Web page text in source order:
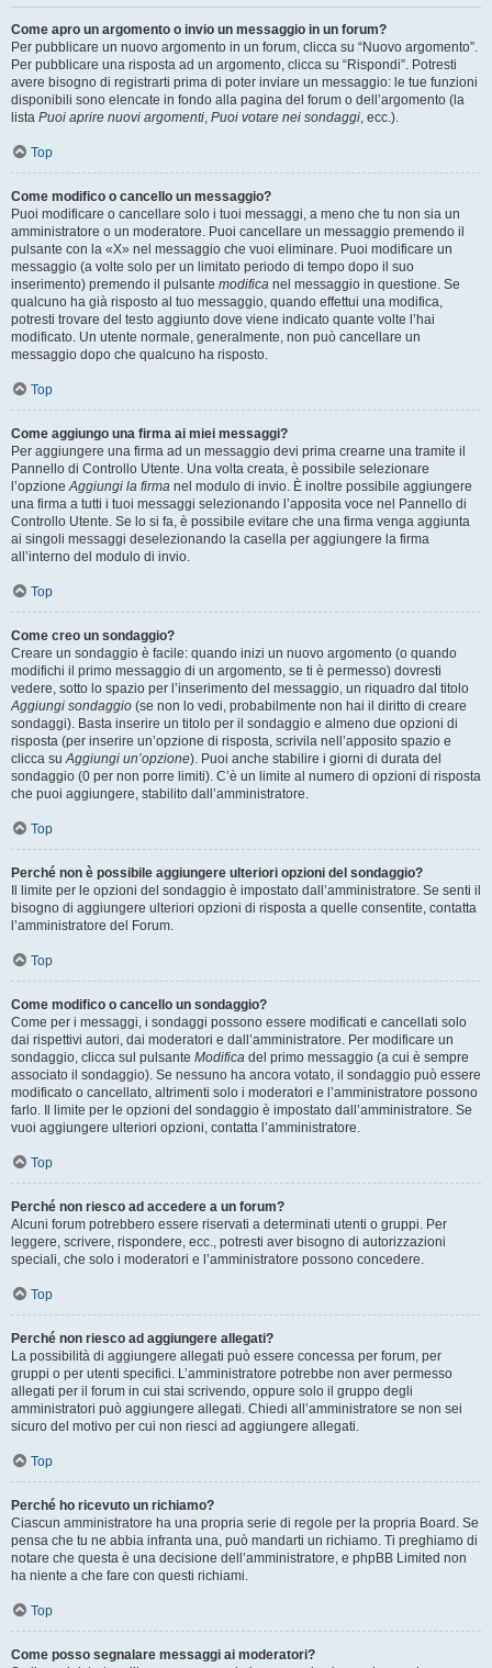
Come apro un argomento o invio un messaggio in un forum?
Per pubblicare un nuovo argomento in un forum, clicca su “Nuovo argomento”.
Per pubblicare una risposta ad un argomento, clicca su “Rispondi”. Potresti
avere bisogno di registrarti prima di poter inviare un messaggio: le tue funzioni
disponibili sono elencate in fondo alla pagina del forum o dell’argomento (la
lista Puoi aprire nuovi argomenti, Puoi votare nei sondaggi, ecc.).
Top
Come modifico o cancello un messaggio?
Puoi modificare o cancellare solo i tuoi messaggi, a meno che tu non sia un
amministratore o un moderatore. Puoi cancellare un messaggio premendo il
pulsante con la «X» nel messaggio che vuoi eliminare. Puoi modificare un
messaggio (a volte solo per un limitato periodo di tempo dopo il suo
inserimento) premendo il pulsante modifica nel messaggio in questione. Se
qualcuno ha già risposto al tuo messaggio, quando effettui una modifica,
potresti trovare del testo aggiunto dove viene indicato quante volte l’hai
modificato. Un utente normale, generalmente, non può cancellare un
messaggio dopo che qualcuno ha risposto.
Top
Come aggiungo una firma ai miei messaggi?
Per aggiungere una firma ad un messaggio devi prima crearne una tramite il
Pannello di Controllo Utente. Una volta creata, è possibile selezionare
l’opzioneAggiungi la firma nel modulo di invio. È inoltre possibile aggiungere
una firma a tutti i tuoi messaggi selezionando l’apposita voce nel Pannello di
Controllo Utente. Se lo si fa, è possibile evitare che una firma venga aggiunta
ai singoli messaggi deselezionando la casella per aggiungere la firma
all’interno del modulo di invio.
Top
Come creo un sondaggio?
Creare un sondaggio è facile: quando inizi un nuovo argomento (o quando
modifichi il primo messaggio di un argomento, se ti è permesso) dovresti
vedere, sotto lo spazio per l’inserimento del messaggio, un riquadro dal titolo
Aggiungi sondaggio (se non lo vedi, probabilmente non hai il diritto di creare
sondaggi). Basta inserire un titolo per il sondaggio e almeno due opzioni di
risposta (per inserire un’opzione di risposta, scrivila nell’apposito spazio e
clicca suAggiungi un’opzione). Puoi anche stabilire i giorni di durata del
sondaggio (0 per non porre limiti). C’è un limite al numero di opzioni di risposta
che puoi aggiungere, stabilito dall’amministratore.
Top
Perché non è possibile aggiungere ulteriori opzioni del sondaggio?
Il limite per le opzioni del sondaggio è impostato dall’amministratore. Se senti il
bisogno di aggiungere ulteriori opzioni di risposta a quelle consentite, contatta
l’amministratore del Forum.
Top
Come modifico o cancello un sondaggio?
Come per i messaggi, i sondaggi possono essere modificati e cancellati solo
dai rispettivi autori, dai moderatori e dall’amministratore. Per modificare un
sondaggio, clicca sul pulsante Modifica del primo messaggio (a cui è sempre
associato il sondaggio). Se nessuno ha ancora votato, il sondaggio può essere
modificato o cancellato, altrimenti solo i moderatori e l’amministratore possono
farlo. Il limite per le opzioni del sondaggio è impostato dall’amministratore. Se
vuoi aggiungere ulteriori opzioni, contatta l’amministratore.
Top
Perché non riesco ad accedere a un forum?
Alcuni forum potrebbero essere riservati a determinati utenti o gruppi. Per
leggere, scrivere, rispondere, ecc., potresti aver bisogno di autorizzazioni
speciali, che solo i moderatori e l’amministratore possono concedere.
Top
Perché non riesco ad aggiungere allegati?
La possibilità di aggiungere allegati può essere concessa per forum, per
gruppi o per utenti specifici. L’amministratore potrebbe non aver permesso
allegati per il forum in cui stai scrivendo, oppure solo il gruppo degli
amministratori può aggiungere allegati. Chiedi all’amministratore se non sei
sicuro del motivo per cui non riesci ad aggiungere allegati.
Top
Perché ho ricevuto un richiamo?
Ciascun amministratore ha una propria serie di regole per la propria Board. Se
pensa che tu ne abbia infranta una, può mandarti un richiamo. Ti preghiamo di
notare che questa è una decisione dell’amministratore, e phpBB Limited non
ha niente a che fare con questi richiami.
Top
Come posso segnalare messaggi ai moderatori?